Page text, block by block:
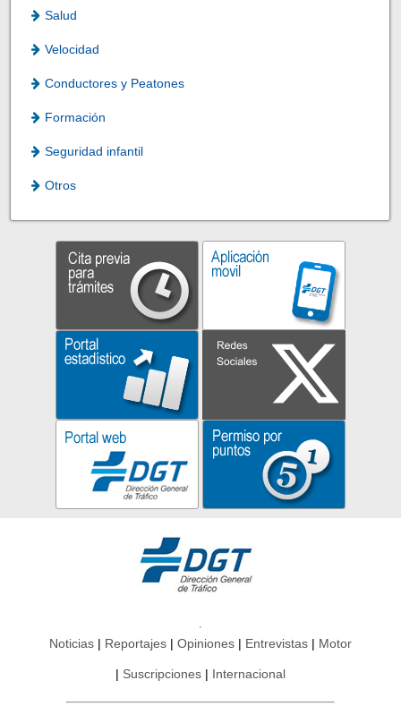
Salud
Velocidad
Conductores y Peatones
Formación
Seguridad infantil
Otros
Noticias Reportajes Opiniones Entrevistas Motor
Suscripciones Internacional